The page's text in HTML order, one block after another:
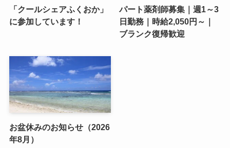
「クールシェアふくおか」
に参加しています！
パート薬剤師募集｜週1～3
日勤務｜時給2,050円～｜
ブランク復帰歓迎
お盆休みのお知らせ（2026
年8月）